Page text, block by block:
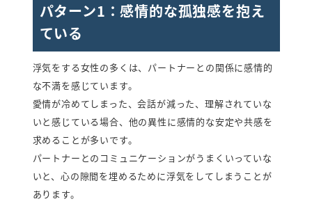
パターン1：感情的な孤独感を抱え
ている
浮気をする女性の多くは、パートナーとの関係に感情的
な不満を感じています。
愛情が冷めてしまった、会話が減った、理解されていな
いと感じている場合、他の異性に感情的な安定や共感を
求めることが多いです。
パートナーとのコミュニケーションがうまくいっていな
いと、心の隙間を埋めるために浮気をしてしまうことが
あります。